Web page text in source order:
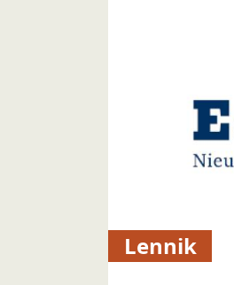
Lennik